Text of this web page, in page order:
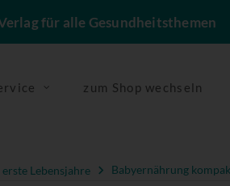
für alle Gesundheitsthemen
zum Shop wechseln
Lebensjahre Babyernährung